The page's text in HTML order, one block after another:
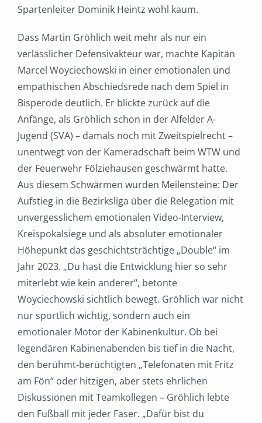
Spartenleiter Dominik Heintz wohl kaum.
Dass Martin Gröhlich weit mehr als nur ein
verlässlicher Defensivakteur war, machte Kapitän
Marcel Woyciechowski in einer emotionalen und
empathischen Abschiedsrede nach dem Spiel in
Bisperode deutlich. Er blickte zurück auf die
Anfänge, als Gröhlich schon in der Alfelder A-
Jugend (SVA) – damals noch mit Zweitspielrecht –
unentwegt von der Kameradschaft beim WTW und
der Feuerwehr Fölziehausen geschwärmt hatte.
Aus diesem Schwärmen wurden Meilensteine: Der
Aufstieg in die Bezirksliga über die Relegation mit
unvergesslichem emotionalen Video-Interview,
Kreispokalsiege und als absoluter emotionaler
Höhepunkt das geschichtsträchtige „Double“ im
Jahr 2023. „Du hast die Entwicklung hier so sehr
miterlebt wie kein anderer“, betonte
Woyciechowski sichtlich bewegt. Gröhlich war nicht
nur sportlich wichtig, sondern auch ein
emotionaler Motor der Kabinenkultur. Ob bei
legendären Kabinenabenden bis tief in die Nacht,
den berühmt-berüchtigten „Telefonaten mit Fritz
am Fön“ oder hitzigen, aber stets ehrlichen
Diskussionen mit Teamkollegen – Gröhlich lebte
den Fußball mit jeder Faser. „Dafür bist du